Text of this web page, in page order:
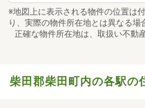
※地図上に表示される物件の位置は
り、実際の物件所在地とは異なる場
正確な物件所在地は、取扱い不動
柴田郡柴田町内の各駅の